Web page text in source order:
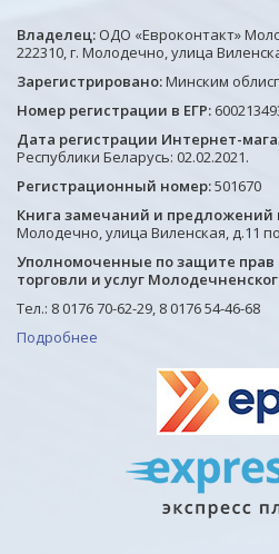
Владелец: ОДО «Евроконтакт»
222310, г. Молодечно, улица
Зарегистрировано:Минским
Номер регистрации в ЕГР:
Дата регистрации Интернет-
Республики Беларусь: 02.02.2021.
Регистрационный номер:501670
Книга замечаний и предложений
Молодечно, улица Виленская, д.11
Уполномоченные по защите прав
торговли и услуг
Тел.: 8 0176 70-62-29, 8 0176 54-46-68
Подробнее